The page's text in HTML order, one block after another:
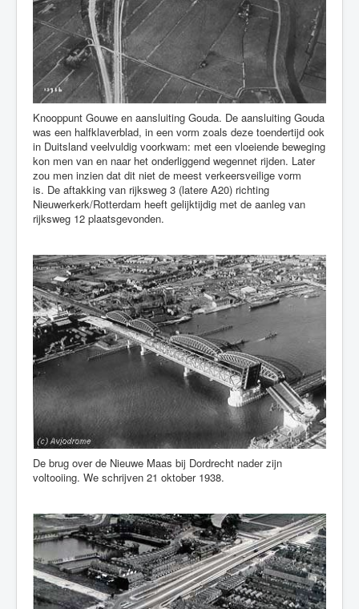
Knooppunt Gouwe en aansluiting Gouda. De aansluiting Gouda
was een halfklaverblad, in een vorm zoals deze toendertijd ook
in Duitsland veelvuldig voorkwam: met een vloeiende beweging
kon men van en naar het onderliggend wegennet rijden. Later
zou men inzien dat dit niet de meest verkeersveilige vorm
is. De aftakking van rijksweg 3 (latere A20) richting
Nieuwerkerk/Rotterdam heeft gelijktijdig met de aanleg van
rijksweg 12 plaatsgevonden.
De brug over de Nieuwe Maas bij Dordrecht nader zijn
voltooiing. We schrijven 21 oktober 1938.